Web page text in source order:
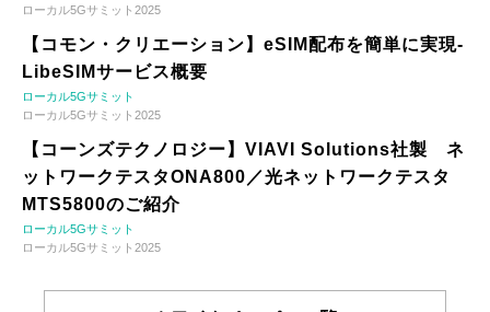
ローカル5Gサミット2025
【コモン・クリエーション】eSIM配布を簡単に実現-
LibeSIMサービス概要
ローカル5Gサミット
ローカル5Gサミット2025
【コーンズテクノロジー】VIAVI Solutions社製 ネ
ットワークテスタONA800／光ネットワークテスタ
MTS5800のご紹介
ローカル5Gサミット
ローカル5Gサミット2025